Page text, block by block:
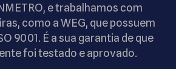
e trabalhamos com
como a WEG, que possuem
9001. É a sua garantia de que
foi testado e aprovado.